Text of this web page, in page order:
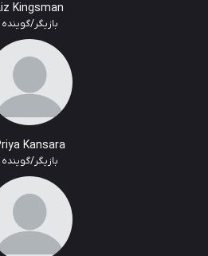
Liz Kingsman
بازیگر/گوینده
Priya Kansara
بازیگر/گوینده